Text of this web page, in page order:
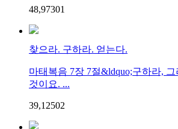
48,97301
찾으라. 구하라. 얻는다.
마태복음 7장 7절&ldquo;구하라,
것이요. ...
39,12502